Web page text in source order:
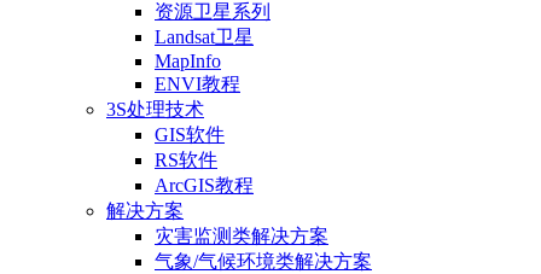
资源卫星系列
Landsat卫星
MapInfo
ENVI教程
3S处理技术
GIS软件
RS软件
ArcGIS教程
解决方案
灾害监测类解决方案
气象/气候环境类解决方案